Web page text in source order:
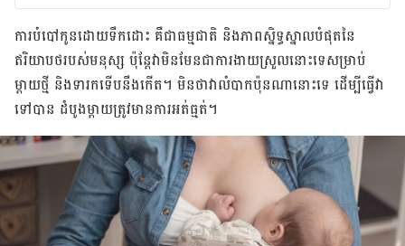
ការ​បំបៅ​កូន​ដោយ​ទឹក​ដោះ ​គឺ​ជា​ធម្មជាតិ និង​ភាព​ស្និទ្ធ​ស្នាល​បំផុត​នៃ​
ឥរិយាបថ​របស់​មនុស្ស ប៉ុន្តែ​វា​មិន​មែន​ជា​ការ​ងាយ​ស្រួល​នោះ​ទេ​សម្រាប់​
ម្តាយ​ថ្មី និង​ទារក​ទើប​នឹង​កើត។ មិន​ថា​វា​លំបាកប៉ុនណា​នោះ​ទេ​ ដើម្បី​ធ្វើ​វា​
ទៅ​បាន​ ដំបូង​ម្ដាយត្រូវ​មាន​ការ​អត់​ធ្មត់។